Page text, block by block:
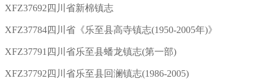
XFZ37692四川省新棉镇志
XFZ37784四川省《乐至县高寺镇志(1950-2005年)》
XFZ37791四川省乐至县蟠龙镇志(第一部)
XFZ37792四川省乐至县回澜镇志(1986-2005)